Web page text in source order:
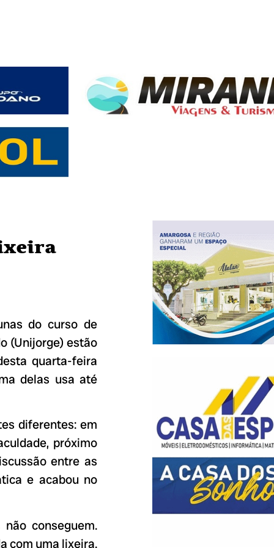
do curso de
(Unijorge) estão
quarta-feira
delas usa até
diferentes: em
próximo
entre as
e acabou no
conseguem.
com uma lixeira.